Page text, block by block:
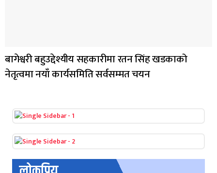
बागेश्वरी बहुउद्देश्यीय सहकारीमा रतन सिंह खडकाको
नेतृत्वमा नयाँ कार्यसमिति सर्वसम्मत चयन